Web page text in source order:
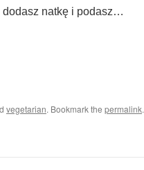
dodasz natkę i podasz…
vegetarian. Bookmark the permalink.